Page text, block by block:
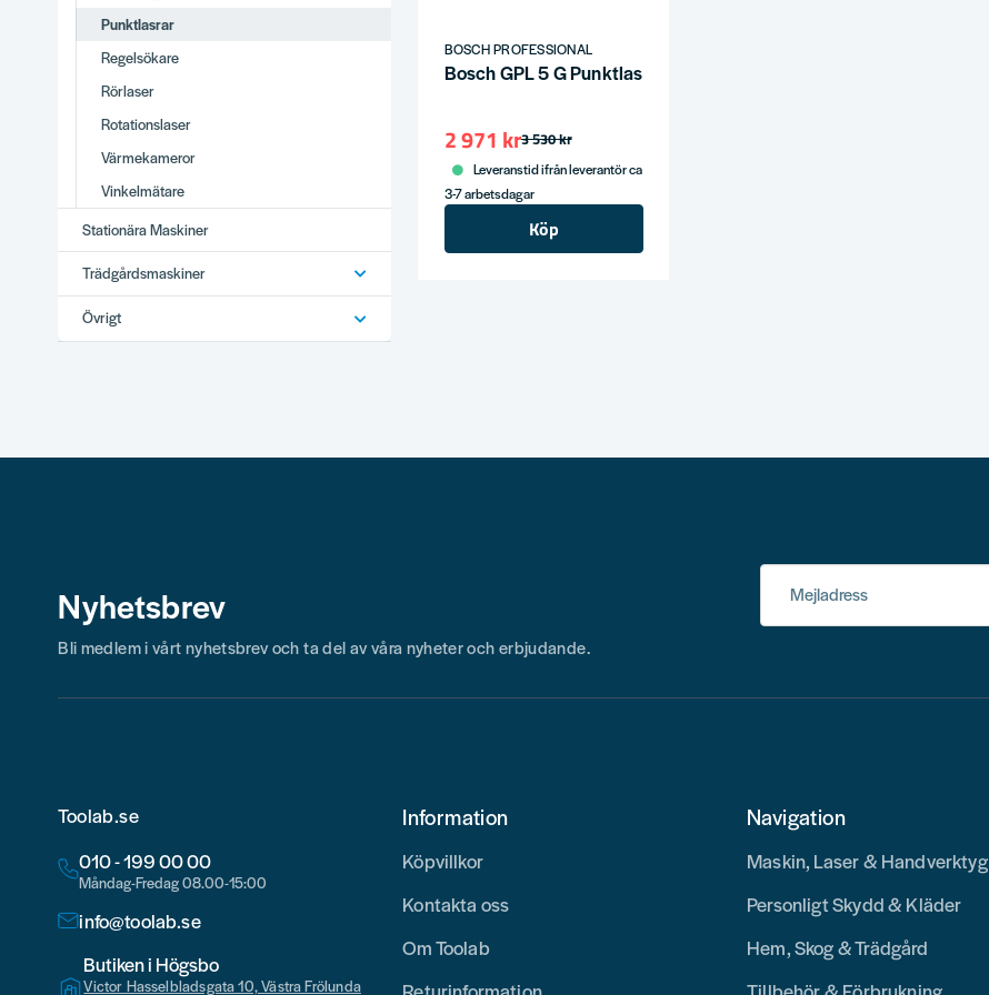
Punktlasrar
Regelsökare
Rörlaser
Rotationslaser
Värmekameror
Vinkelmätare
Stationära Maskiner
Trädgårdsmaskiner
Övrigt
BOSCH PROFESSIONAL
Bosch GPL 5 G Punktlaser Grön 5-punkts
3 530 kr
2 971 kr
Leveranstid ifrån leverantör ca
3-7 arbetsdagar
Köp
Nyhetsbrev Mejladress
Bli medlem i vårt nyhetsbrev och ta del av våra nyheter och erbjudande.
Toolab.se
010 - 199 00 00
Måndag-Fredag 08.00-15:00
info@toolab.se
Butiken i Högsbo
Victor Hasselbladsgata 10, Västra Frölunda
Information
Köpvillkor
Kontakta oss
Om Toolab
Navigation
Maskin, Laser & Handverktyg
Personligt Skydd & Kläder
Hem, Skog & Trädgård